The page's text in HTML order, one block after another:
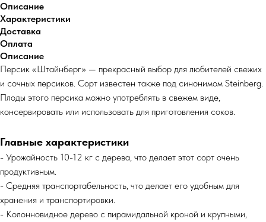
Описание
Характеристики
Доставка
Оплата
Описание
Персик «Штайнберг» — прекрасный выбор для любителей свежих
и сочных персиков. Сорт известен также под синонимом Steinberg.
Плоды этого персика можно употреблять в свежем виде,
консервировать или использовать для приготовления соков.
Главные характеристики
- Урожайность 10-12 кг с дерева, что делает этот сорт очень
продуктивным.
- Средняя транспортабельность, что делает его удобным для
хранения и транспортировки.
- Колонновидное дерево с пирамидальной кроной и крупными,